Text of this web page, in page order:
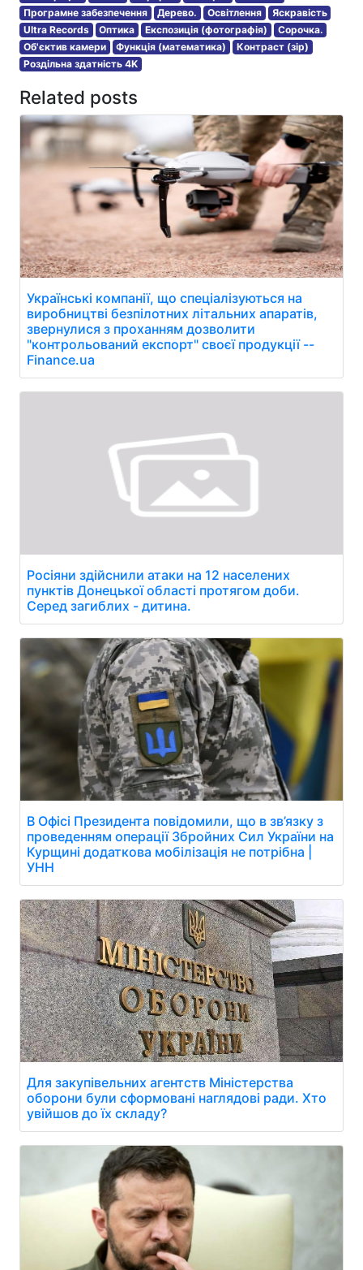
Програмне забезпечення
Дерево. Освітлення
Яскравість
Ultra Records
Оптика Експозиція (фотографія)
Сорочка.
Об'єктив камери
Функція (математика)
Контраст (зір)
Роздільна здатність 4K
Related posts
Українські компанії, що спеціалізуються на
виробництві безпілотних літальних апаратів,
звернулися з проханням дозволити
"контрольований експорт" своєї продукції --
Finance.ua
Росіяни здійснили атаки на 12 населених
пунктів Донецької області протягом доби.
Серед загиблих - дитина.
В Офісі Президента повідомили, що в зв’язку з
проведенням операції Збройних Сил України на
Курщині додаткова мобілізація не потрібна |
УНН
Для закупівельних агентств Міністерства
оборони були сформовані наглядові ради. Хто
увійшов до їх складу?